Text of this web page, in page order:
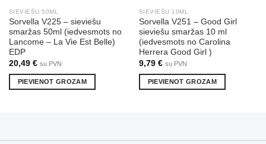
SIEVIEŠU 50ML
Sorvella V225 – sieviešu
smaržas 50ml (iedvesmots no
Lancome – La Vie Est Belle)
EDP
20,49 € su PVN
PIEVIENOT GROZAM
SIEVIEŠU 10ML
Sorvella V251 – Good Girl
sieviešu smaržas 10 ml
(iedvesmots no Carolina
Herrera Good Girl )
9,79 € su PVN
PIEVIENOT GROZAM